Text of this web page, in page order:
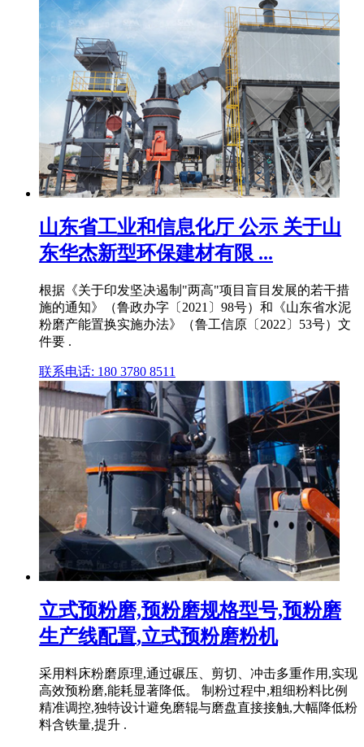
山东省工业和信息化厅 公示 关于山
东华杰新型环保建材有限 ...
根据《关于印发坚决遏制"两高"项目盲目发展的若干措
施的通知》（鲁政办字〔2021〕98号）和《山东省水泥
粉磨产能置换实施办法》（鲁工信原〔2022〕53号）文
件要 .
联系电话: 180 3780 8511
立式预粉磨,预粉磨规格型号,预粉磨
生产线配置,立式预粉磨粉机
采用料床粉磨原理,通过碾压、剪切、冲击多重作用,实现
高效预粉磨,能耗显著降低。 制粉过程中,粗细粉料比例
精准调控,独特设计避免磨辊与磨盘直接接触,大幅降低粉
料含铁量,提升 .